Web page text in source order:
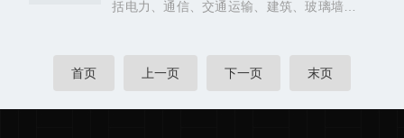
场以及食品和饮料等众...
制造业中重要的环节。一、断刀检测的重要
断裂，可能导致以下几方面的问题：生产中
括电力、通信、交通运输、建筑、玻璃墙幕
机构等‌。‌拉锁钢丝绳张力计‌主要用于测量钢
首页 上一页 下一页 末页